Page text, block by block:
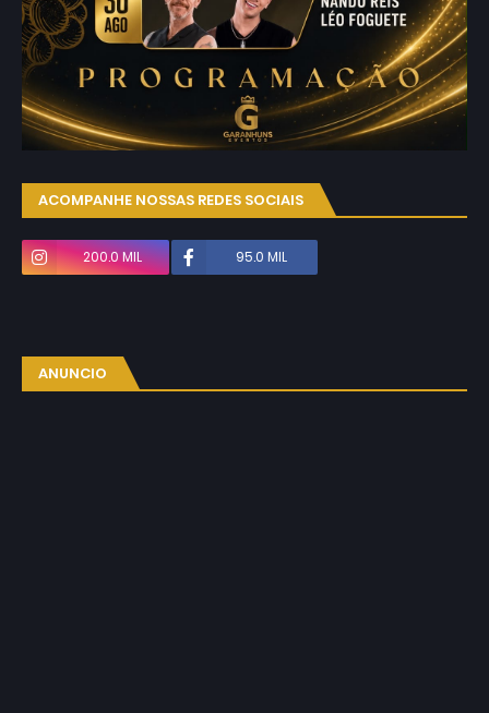
ACOMPANHE NOSSAS REDES SOCIAIS
200.0 MIL 95.0 MIL
ANUNCIO